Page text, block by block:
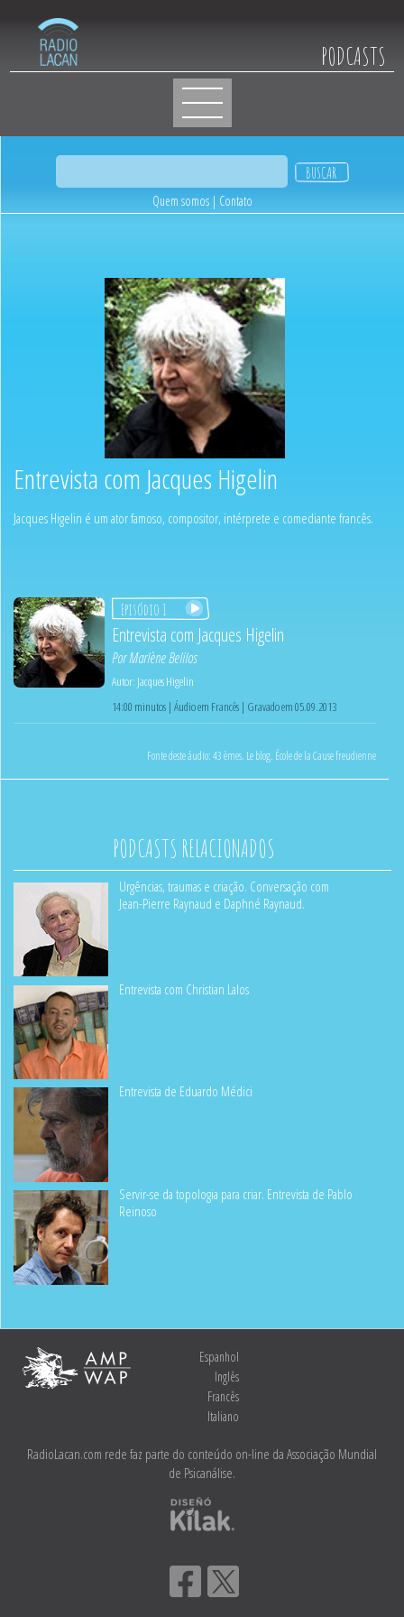
PODCASTS
Quem somos | Contato
Entrevista com Jacques Higelin
Jacques Higelin é um ator famoso, compositor, intérprete e comediante francês.
Episódio 1
Entrevista com Jacques Higelin
PorMarlène Belilos
Autor: Jacques Higelin
14:00 minutos | Áudio em Francês | Gravado em 05.09.2013
Fonte deste áudio:43 èmes. Le blog. École de la Cause freudienne
PODCASTS RELACIONADOS
Urgências, traumas e criação. Conversação com
Jean-Pierre Raynaud e Daphné Raynaud.
Entrevista com Christian Lalos
Entrevista de Eduardo Médici
Servir-se da topologia para criar. Entrevista de Pablo
Reinoso
Espanhol
Inglês
Francês
Italiano
RadioLacan.com rede faz parte do conteúdo on-line da Associação Mundial
de Psicanálise.